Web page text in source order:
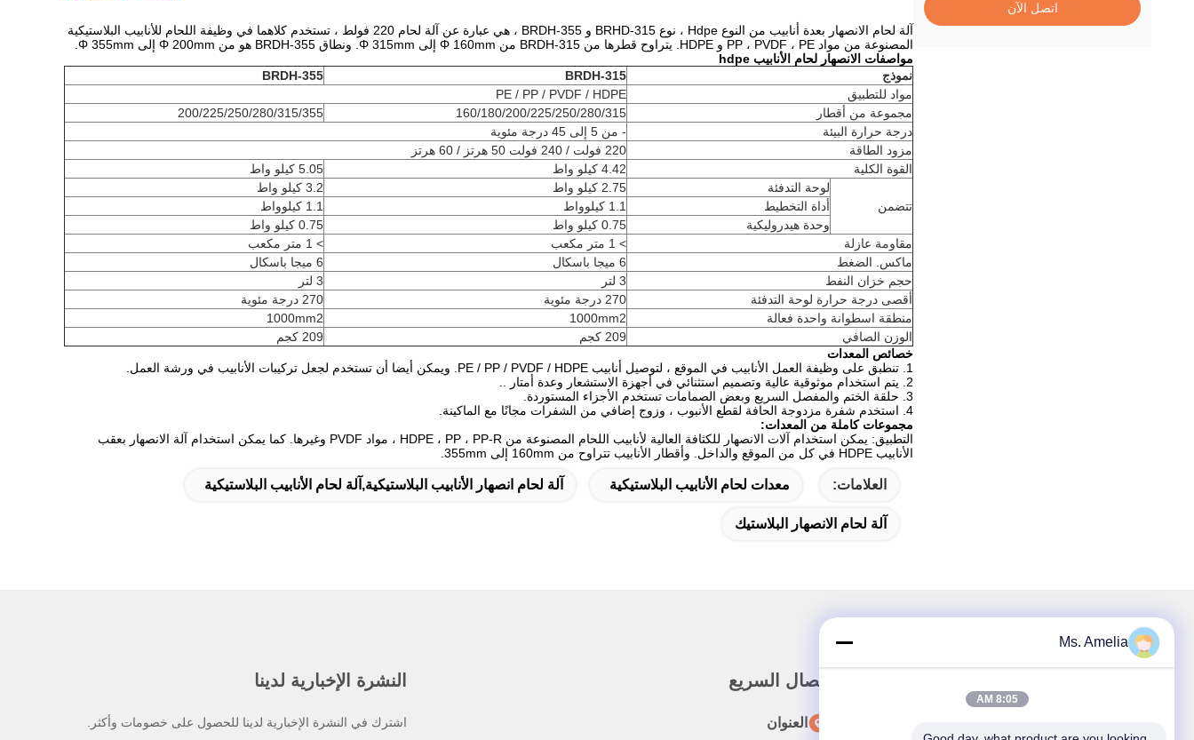
اتصل الآن
آلة لحام الانصهار بعدة أنابيب من النوع Hdpe ، نوع BRHD-315 و BRDH-355 ، هي عبارة عن آلة لحام 220 فولط ، تستخدم كلاهما في وظيفة اللحام للأنابيب البلاستيكية
المصنوعة من مواد PP ، PVDF ، PE و HDPE. يتراوح قطرها من BRDH-315 من Φ 160mm إلى Φ 315mm. ونطاق BRDH-355 هو من Φ 200mm إلى Φ 355mm.
مواصفات الانصهار لحام الأنابيب hdpe
نموذج
BRDH-315
BRDH-355
مواد للتطبيق
PE / PP / PVDF / HDPE
مجموعة من أقطار
160/180/200/225/250/280/315
200/225/250/280/315/355
درجة حرارة البيئة
- من 5 إلى 45 درجة مئوية
مزود الطاقة
220 فولت / 240 فولت 50 هرتز / 60 هرتز
القوة الكلية
4.42 كيلو واط 5.05 كيلو واط
تتضمن
لوحة التدفئة 2.75 كيلو واط
3.2 كيلو واط
أداة التخطيط
1.1 كيلوواط
1.1 كيلوواط
وحدة هيدروليكية
0.75 كيلو واط
0.75 كيلو واط
مقاومة عازلة
> 1 متر مكعب
> 1 متر مكعب
ماكس. الضغط
6 ميجا باسكال
6 ميجا باسكال
حجم خزان النفط
3 لتر
3 لتر
أقصى درجة حرارة لوحة التدفئة
270 درجة مئوية
270 درجة مئوية
منطقة اسطوانة واحدة فعالة
1000mm2
1000mm2
الوزن الصافي
209 كجم
209 كجم
خصائص المعدات
1. تنطبق على وظيفة العمل الأنابيب في الموقع ، لتوصيل أنابيب PE / PP / PVDF / HDPE. ويمكن أيضا أن تستخدم لجعل تركيبات الأنابيب في ورشة العمل.
2. يتم استخدام موثوقية عالية وتصميم استثنائي في أجهزة الاستشعار وعدة أمتار ..
3. حلقة الختم والمفصل السريع وبعض الصمامات تستخدم الأجزاء المستوردة.
4. استخدم شفرة مزدوجة الحافة لقطع الأنبوب ، وزوج إضافي من الشفرات مجانًا مع الماكينة.
مجموعات كاملة من المعدات:
التطبيق: يمكن استخدام آلات الانصهار للكثافة العالية لأنابيب اللحام المصنوعة من HDPE ، PP ، PP-R ، مواد PVDF وغيرها. كما يمكن استخدام آلة الانصهار بعقب
الأنابيب HDPE في كل من الموقع والداخل. وأقطار الأنابيب تتراوح من 160mm إلى 355mm.
العلامات: معدات لحام الأنابيب البلاستيكية آلة لحام انصهار الأنابيب البلاستيكية,آلة لحام الأنابيب البلاستيكية
آلة لحام الانصهار البلاستيك
الاتصال السريع
العنوان
النشرة الإخبارية لدينا
اشترك في النشرة الإخبارية لدينا للحصول على خصومات وأكثر.
Ms. Amelia
8:05 AM